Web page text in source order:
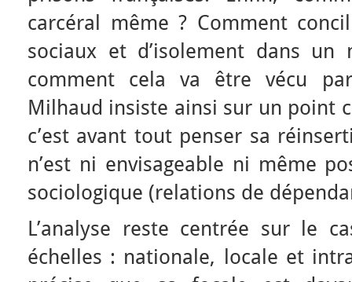
carcéral même ? Comment
sociaux et d’isolement dans
comment cela va être vécu
Milhaud insiste ainsi sur un point
c’est avant tout penser sa
n’est ni envisageable ni même
sociologique (relations de
L’analyse reste centrée sur le
échelles : nationale, locale et